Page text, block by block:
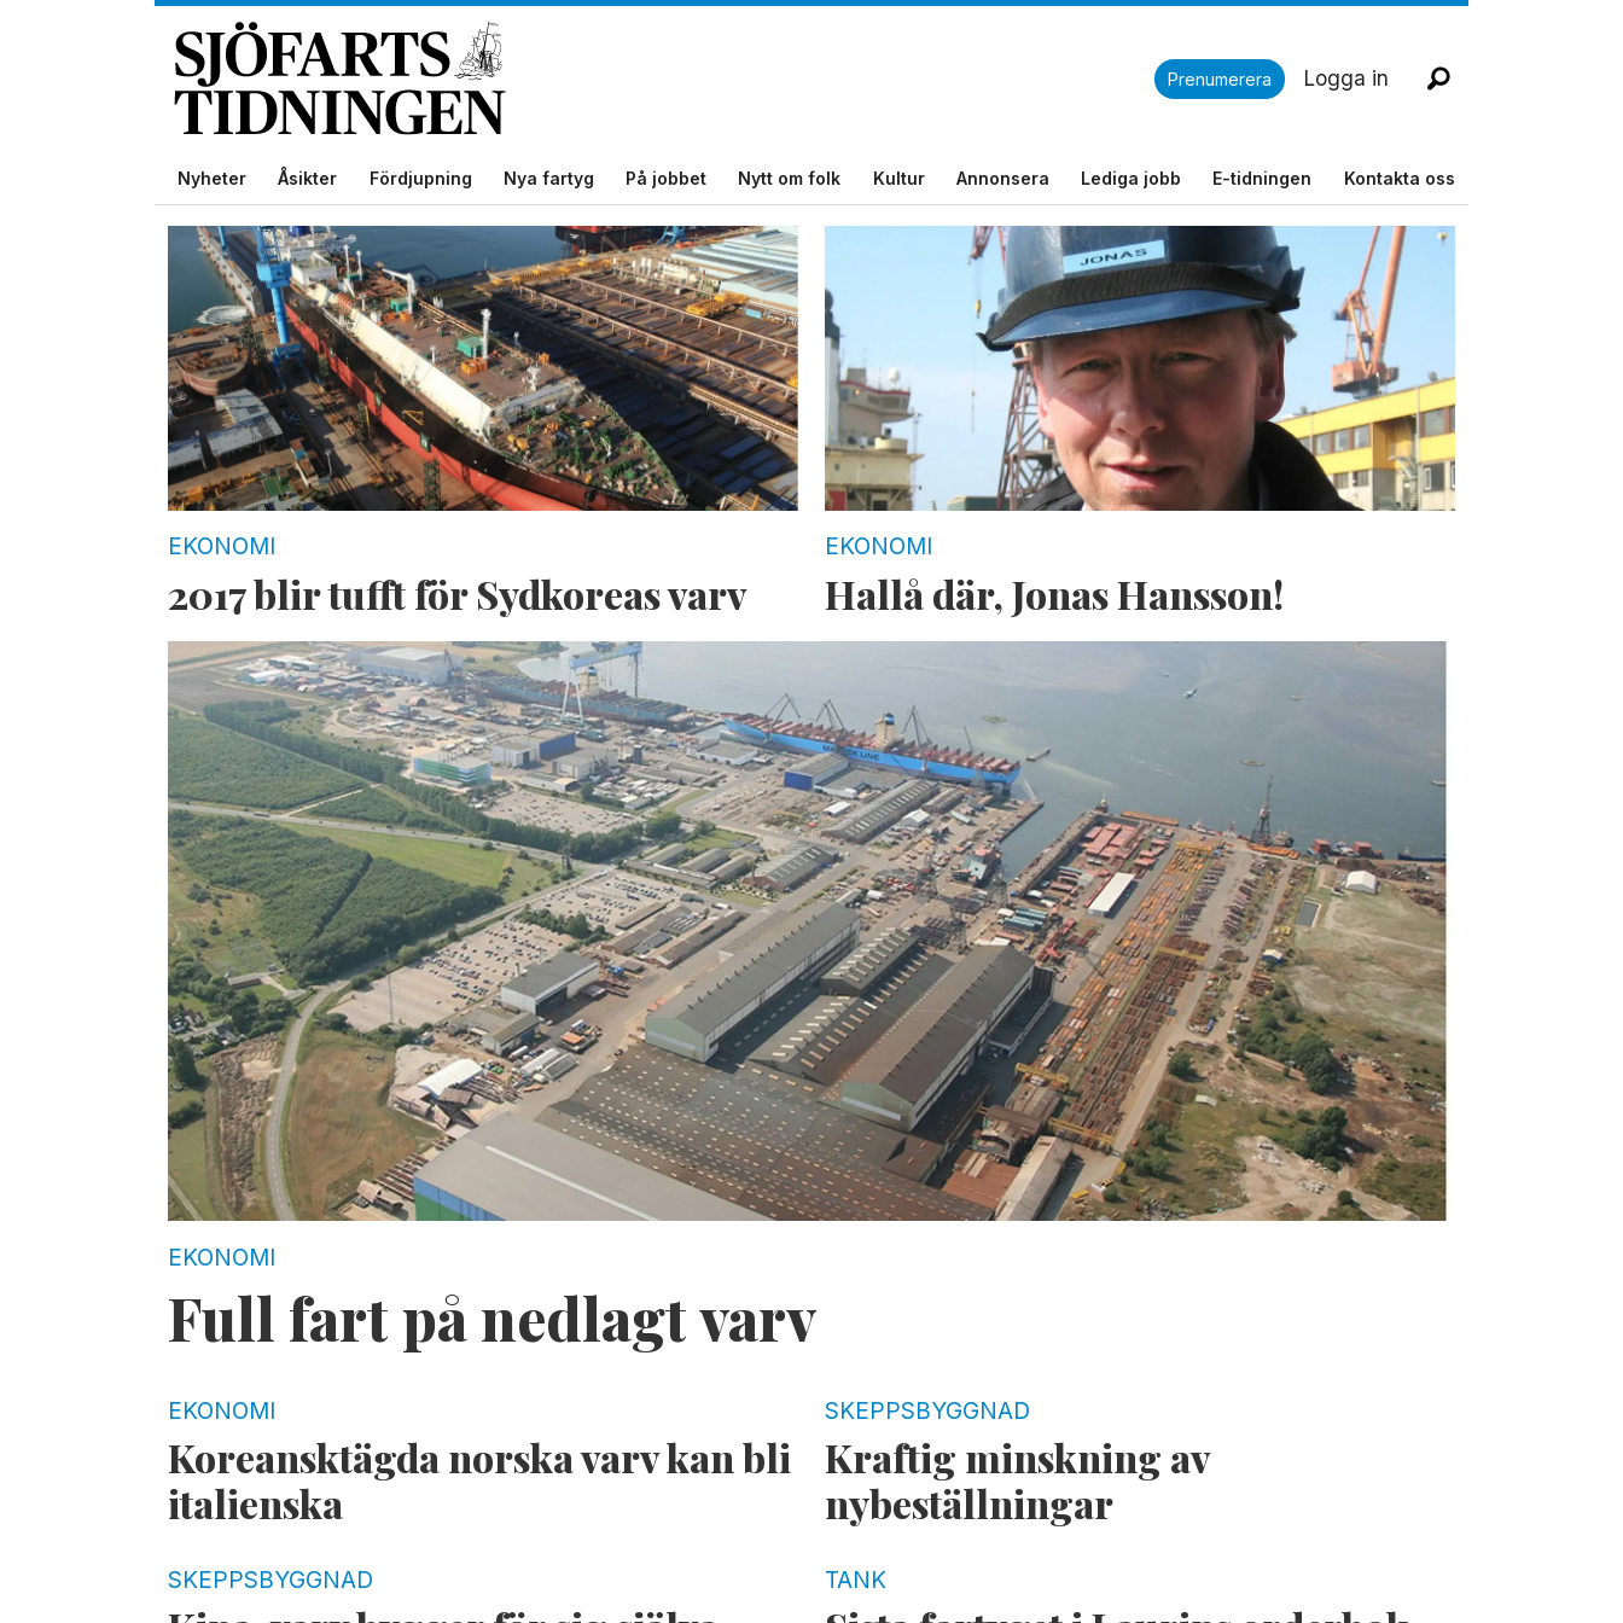
Prenumerera Logga in
Nyheter Åsikter Fördjupning Nya fartyg På jobbet Nytt om folk Kultur Annonsera Lediga jobb E-tidningen Kontakta oss
EKONOMI
2017 blir tufft för Sydkoreas varv
EKONOMI
Hallå där, Jonas Hansson!
EKONOMI
Full fart på nedlagt varv
EKONOMI
Koreansktägda norska varv kan bli
italienska
SKEPPSBYGGNAD
Kraftig minskning av
nybeställningar
SKEPPSBYGGNAD TANK